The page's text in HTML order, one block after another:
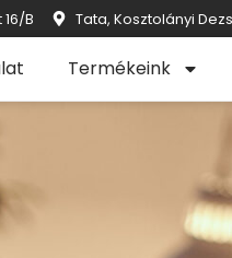
B Tata, Kosztolányi
Termékeink